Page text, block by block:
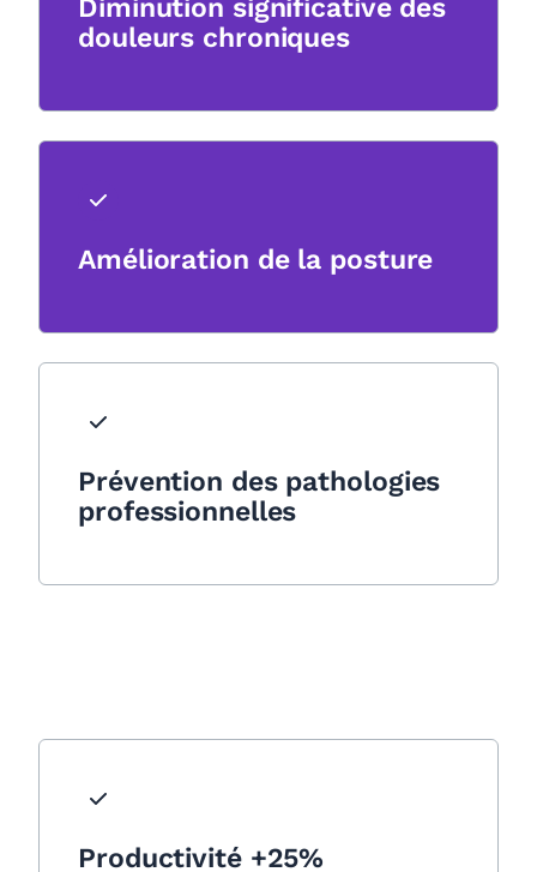
Diminution significative des
douleurs chroniques
Amélioration de la posture
Prévention des pathologies
professionnelles
Productivité +25%